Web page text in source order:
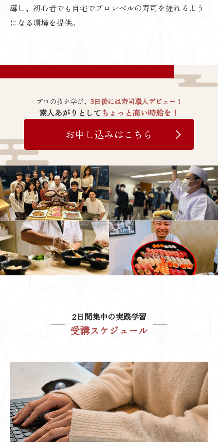
導し、初心者でも自宅でプロレベルの寿司を握れるよう
になる環境を提供。
プロの技を学び、 3日後には寿司職人デビュー！
素人あがりとしてちょっと高い時給を！
お申し込みはこちら
2日間集中の実践学習
受講スケジュール